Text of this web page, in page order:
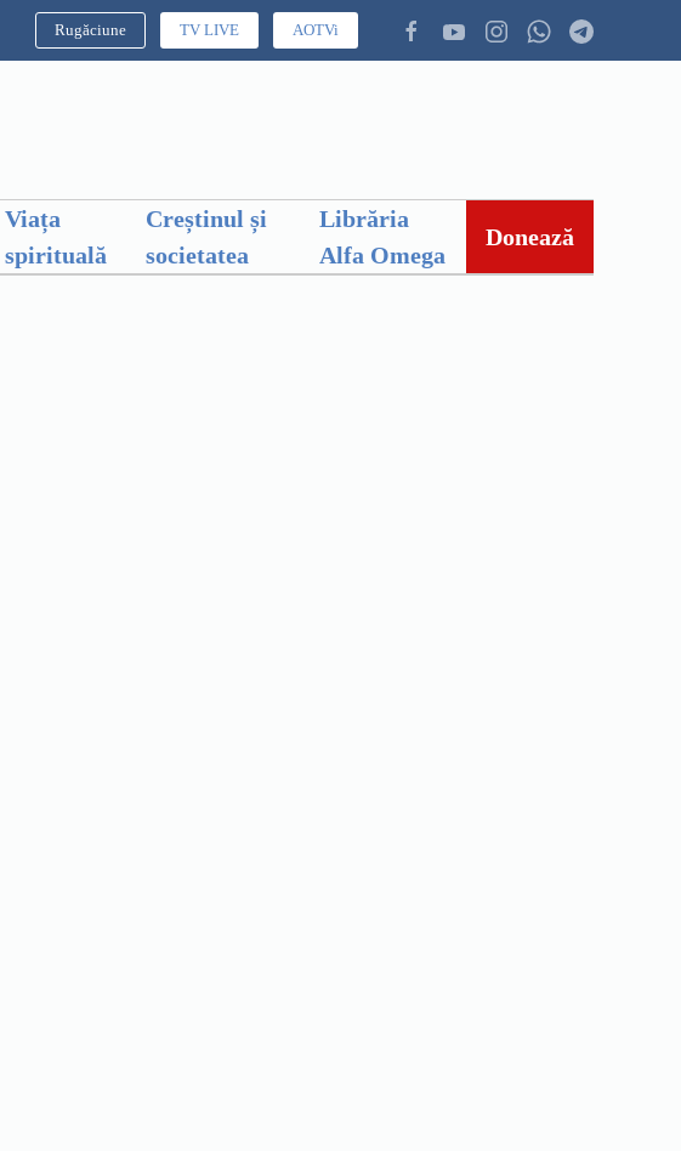
Rugăciune TV LIVE AOTVi
Viața
spirituală
Creștinul și
societatea
Librăria
Alfa Omega
Donează